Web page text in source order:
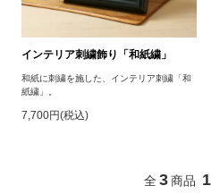
インテリア刺繍飾り「和紙繍」
和紙に刺繍を施した、インテリア刺繍「和
紙繍」。
7,700円(税込)
全 3 商品 1